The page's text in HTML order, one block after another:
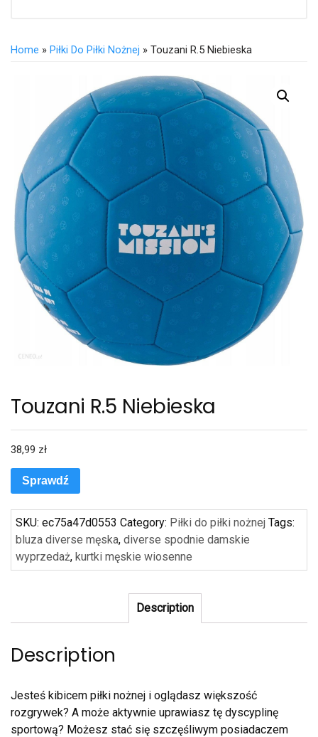
Home » Piłki Do Piłki Nożnej » Touzani R.5 Niebieska
Touzani R.5 Niebieska
38,99 zł
Sprawdź
SKU: ec75a47d0553 Category: Piłki do piłki nożnej Tags:
bluza diverse męska, diverse spodnie damskie
wyprzedaż, kurtki męskie wiosenne
Description
Description
Jesteś kibicem piłki nożnej i oglądasz większość
rozgrywek? A może aktywnie uprawiasz tę dyscyplinę
sportową? Możesz stać się szczęśliwym posiadaczem